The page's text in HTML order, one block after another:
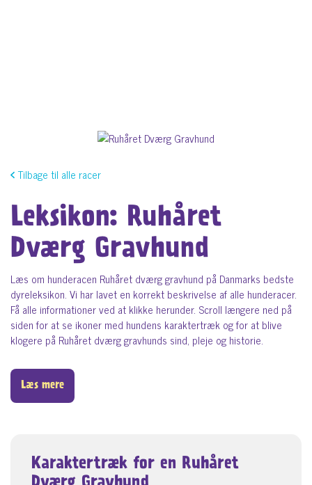
Tilbage til alle racer
Leksikon: Ruhåret
Dværg Gravhund
Læs om hunderacen Ruhåret dværg gravhund på Danmarks bedste
dyreleksikon. Vi har lavet en korrekt beskrivelse af alle hunderacer.
Få alle informationer ved at klikke herunder. Scroll længere ned på
siden for at se ikoner med hundens karaktertræk og for at blive
klogere på Ruhåret dværg gravhunds sind, pleje og historie.
Læs mere
Karaktertræk for en Ruhåret